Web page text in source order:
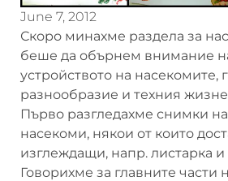
June 7, 2012
Скоро минахме раздела за
беше да обърнем внимание
устройството на насекомите,
разнообразие и техния
Първо разгледахме снимки
насекоми, някои от които
изглеждащи, напр. листарка
Говорихме за главните части